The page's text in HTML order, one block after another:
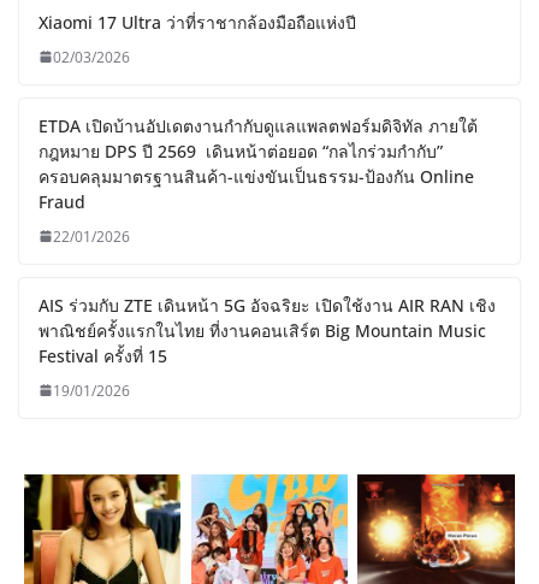
Xiaomi 17 Ultra ว่าที่ราชากล้องมือถือแห่งปี
02/03/2026
ETDA เปิดบ้านอัปเดตงานกำกับดูแลแพลตฟอร์มดิจิทัล ภายใต้
กฎหมาย DPS ปี 2569 เดินหน้าต่อยอด “กลไกร่วมกำกับ”
ครอบคลุมมาตรฐานสินค้า-แข่งขันเป็นธรรม-ป้องกัน Online
Fraud
22/01/2026
AIS ร่วมกับ ZTE เดินหน้า 5G อัจฉริยะ เปิดใช้งาน AIR RAN เชิง
พาณิชย์ครั้งแรกในไทย ที่งานคอนเสิร์ต Big Mountain Music
Festival ครั้งที่ 15
19/01/2026